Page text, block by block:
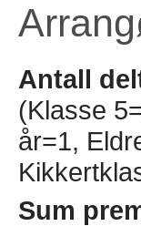
Antall
(Klasse
år=1,
Sum